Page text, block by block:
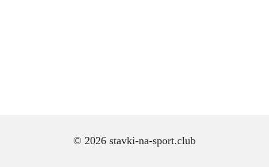
© 2026 stavki-na-sport.club